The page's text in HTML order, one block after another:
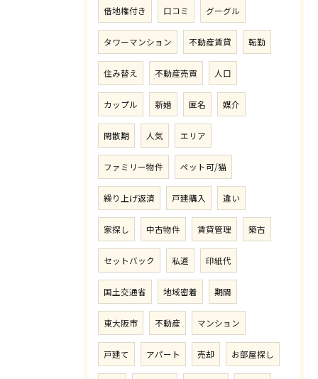
借地権付き 口コミ グーグル
タワーマンション 不動産賃貸 転勤
住み替え 不動産売買 人口
カップル 新婚 匿名 媒介
閑散期 人気 エリア
ファミリー物件 ペット可/猫
繰り上げ返済 戸建購入 違い
家探し 中古物件 賃貸管理 築古
セットバック 私道 印紙代
国土交通省 地域密着 期間
東大阪市 不動産 マンション
戸建て アパート 売却 お部屋探し